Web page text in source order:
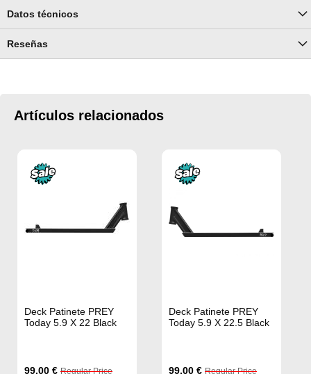
Datos técnicos
Reseñas
Artículos relacionados
Deck Patinete PREY
Today 5.9 X 22 Black
Special
99,00 € Regular Price
Deck Patinete PREY
Today 5.9 X 22.5 Black
Special
99,00 € Regular Price